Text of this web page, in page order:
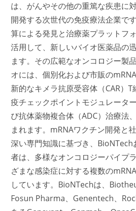
は、がんやその他の重篤な疾患に
開発する次世代の免疫療法企業で
算による発見と治療薬プラットフ
活用して、新しいバイオ医薬品の
ます。その広範なオンコロジー製
オには、個別化および市販の
新的なキメラ抗原受容体（CAR）
疫チェックポイントモジュレータ
び抗体薬物複合体（ADC）治療法
まれます。mRNAワクチン開発と
深い専門知識に基づき、
者は、多様なオンコロジーパイプ
ざまな感染症に対する複数の
しています。BioNTechは、
Fosun Pharma、Genentech、